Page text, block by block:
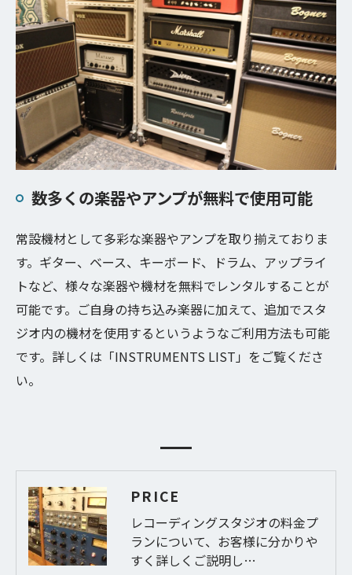
数多くの楽器やアンプが無料で使用可能
常設機材として多彩な楽器やアンプを取り揃えておりま
す。ギター、ベース、キーボード、ドラム、アップライ
トなど、様々な楽器や機材を無料でレンタルすることが
可能です。ご自身の持ち込み楽器に加えて、追加でスタ
ジオ内の機材を使用するというようなご利用方法も可能
です。詳しくは「INSTRUMENTS LIST」をご覧くださ
い。
PRICE
レコーディングスタジオの料金プ
ランについて、お客様に分かりや
すく詳しくご説明し…